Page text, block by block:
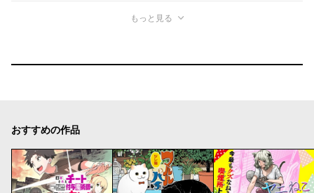
もっと見る
おすすめの作品